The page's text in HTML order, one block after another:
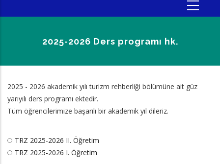
2025-2026 Ders programı hk.
Yolu
2025 - 2026 akademik yılı turizm rehberliği bölümüne ait güz
yarıyılı ders programı ektedir.
Tüm öğrencilerimize başarılı bir akademik yıl dileriz.
TRZ 2025-2026 II. Öğretim
TRZ 2025-2026 I. Öğretim